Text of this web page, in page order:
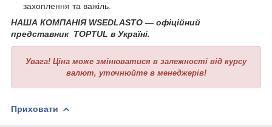
захоплення та важіль.
НАША КОМПАНІЯ WSEDLASTO — офіційний
представник TOPTUL в Україні.
Увага! Ціна може змінюватися в залежності від курсу
валют, уточнюйте в менеджерів!
Приховати